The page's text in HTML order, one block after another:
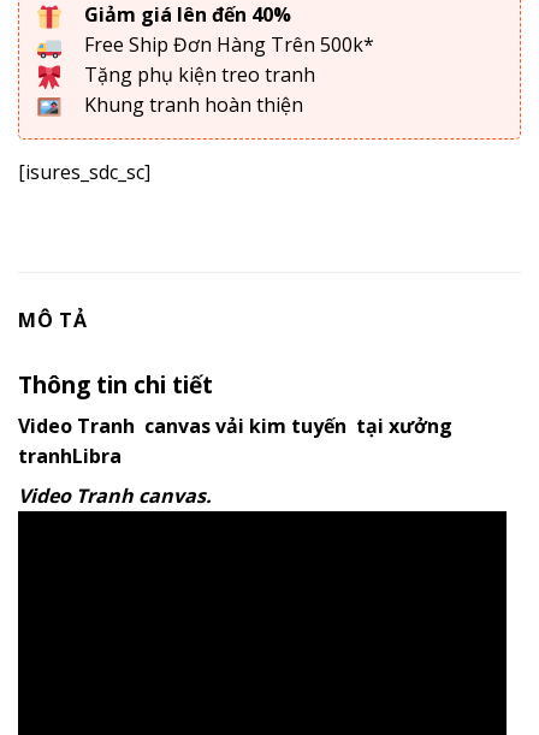
Giảm giá lên đến 40%
Free Ship Đơn Hàng Trên 500k*
Tặng phụ kiện treo tranh
Khung tranh hoàn thiện
[isures_sdc_sc]
MÔ TẢ
Thông tin chi tiết
Video Tranh canvas vải kim tuyến tại xưởng
tranhLibra
Video Tranh canvas.